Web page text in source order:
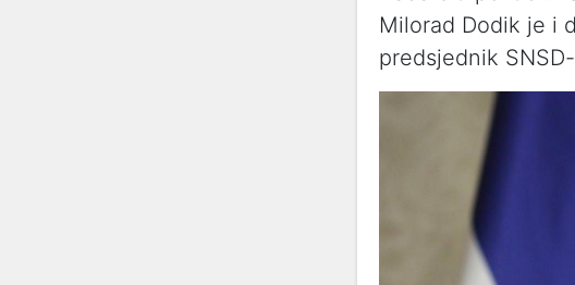
Milorad Dodik je i
predsjednik